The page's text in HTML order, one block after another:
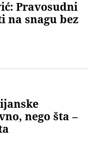
Pravosudni
na snagu bez
nego šta –